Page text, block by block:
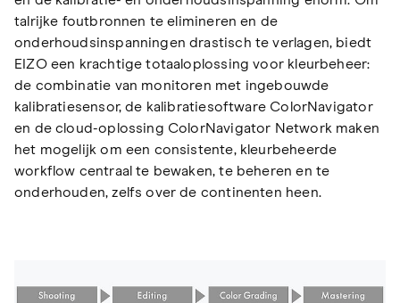
talrijke foutbronnen te elimineren en de
onderhoudsinspanningen drastisch te verlagen, biedt
EIZO een krachtige totaaloplossing voor kleurbeheer:
de combinatie van monitoren met ingebouwde
kalibratiesensor, de kalibratiesoftware ColorNavigator
en de cloud-oplossing ColorNavigator Network maken
het mogelijk om een consistente, kleurbeheerde
workflow centraal te bewaken, te beheren en te
onderhouden, zelfs over de continenten heen.